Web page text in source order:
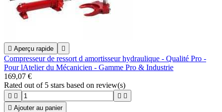
 Aperçu rapide 
Compresseur de ressort d amortisseur hydraulique - Qualité Pro -
Pour lAtelier du Mécanicien - Gamme Pro & Industrie
169,07 €
Rated out of 5 stars based on review(s)
   
 Ajouter au panier